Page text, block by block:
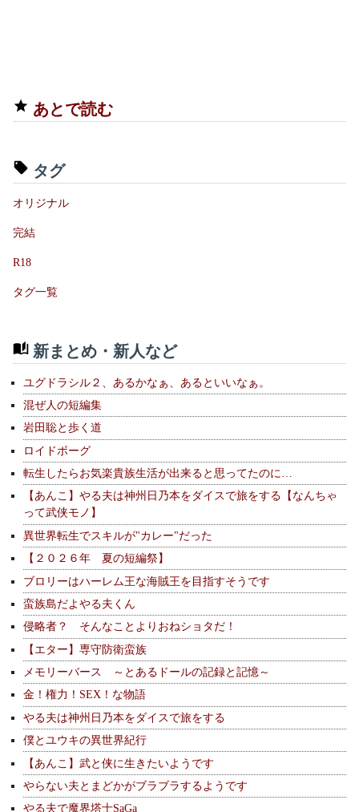
あとで読む
タグ
オリジナル
完結
R18
タグ一覧
新まとめ・新人など
ユグドラシル２、あるかなぁ、あるといいなぁ。
混ぜ人の短編集
岩田聡と歩く道
ロイドボーグ
転生したらお気楽貴族生活が出来ると思ってたのに…
【あんこ】やる夫は神州日乃本をダイスで旅をする【なんちゃ
って武侠モノ】
異世界転生でスキルが"カレー"だった
【２０２６年 夏の短編祭】
ブロリーはハーレム王な海賊王を目指すそうです
蛮族島だよやる夫くん
侵略者？ そんなことよりおねショタだ！
【エター】専守防衛蛮族
メモリーバース ～とあるドールの記録と記憶～
金！権力！SEX！な物語
やる夫は神州日乃本をダイスで旅をする
僕とユウキの異世界紀行
【あんこ】武と侠に生きたいようです
やらない夫とまどかがブラブラするようです
やる夫で魔界塔士SaGa